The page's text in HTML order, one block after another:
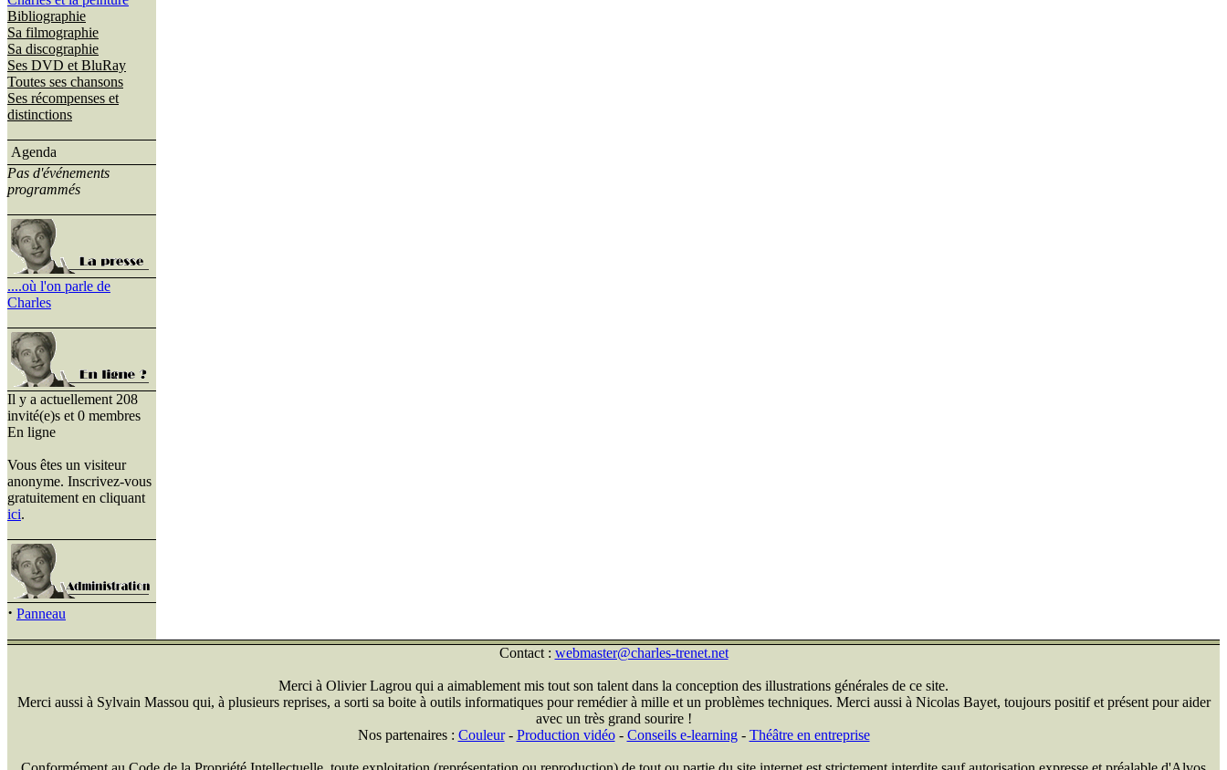
Bibliographie
Sa filmographie
Sa discographie
Ses DVD et BluRay
Toutes ses chansons
Ses récompenses et
distinctions
Agenda
Pas d'événements
programmés
....où l'on parle de
Charles
Il y a actuellement 208
invité(e)s et 0 membres
En ligne
Vous êtes un visiteur
anonyme. Inscrivez-vous
gratuitement en cliquant
ici.
· Panneau
Contact : webmaster@charles-trenet.net
Merci à Olivier Lagrou qui a aimablement mis tout son talent dans la conception des illustrations générales de ce site.
Merci aussi à Sylvain Massou qui, à plusieurs reprises, a sorti sa boite à outils informatiques pour remédier à mille et un problèmes techniques. Merci aussi à Nicolas Bayet, toujours positif et présent pour aider
avec un très grand sourire !
Nos partenaires : Couleur- Production vidéo- Conseils e-learning- Théâtre en entreprise